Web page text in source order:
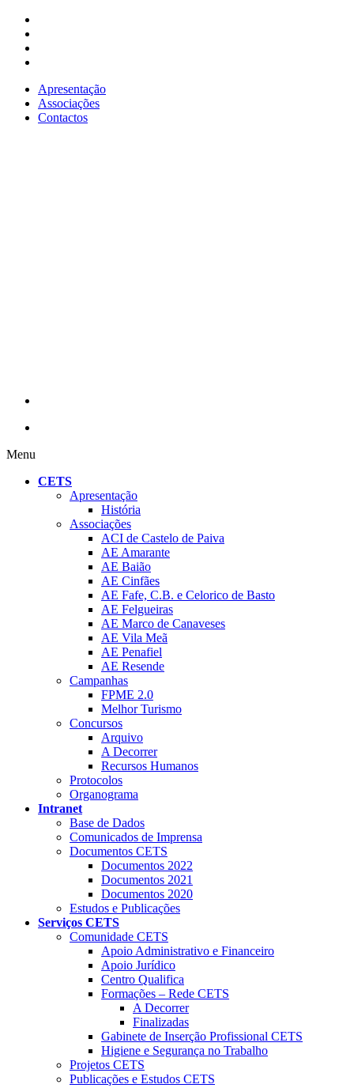
Apresentação
Associações
Contactos
Menu
CETS
Apresentação
História
Associações
ACI de Castelo de Paiva
AE Amarante
AE Baião
AE Cinfães
AE Fafe, C.B. e Celorico de Basto
AE Felgueiras
AE Marco de Canaveses
AE Vila Meã
AE Penafiel
AE Resende
Campanhas
FPME 2.0
Melhor Turismo
Concursos
Arquivo
A Decorrer
Recursos Humanos
Protocolos
Organograma
Intranet
Base de Dados
Comunicados de Imprensa
Documentos CETS
Documentos 2022
Documentos 2021
Documentos 2020
Estudos e Publicações
Serviços CETS
Comunidade CETS
Apoio Administrativo e Financeiro
Apoio Jurídico
Centro Qualifica
Formações – Rede CETS
A Decorrer
Finalizadas
Gabinete de Inserção Profissional CETS
Higiene e Segurança no Trabalho
Projetos CETS
Publicações e Estudos CETS